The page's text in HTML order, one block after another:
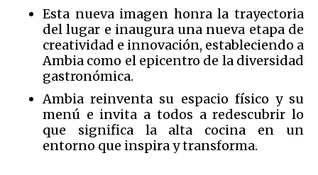
Esta nueva imagen honra la trayectoria
del lugar e inaugura una nueva etapa de
creatividad e innovación, estableciendo a
Ambia como el epicentro de la diversidad
gastronómica.
Ambia reinventa su espacio físico y su
menú e invita a todos a redescubrir lo
que significa la alta cocina en un
entorno que inspira y transforma.